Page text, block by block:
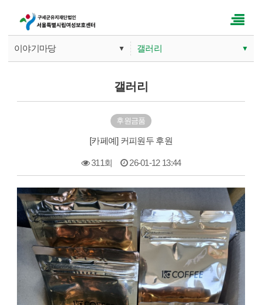
이야기마당 ▼
사업안내
갤러리 ▼
갤러리
문의게시판
갤러리
후원금품
[카페예] 커피원두 후원
311회 26-01-12 13:44
본문